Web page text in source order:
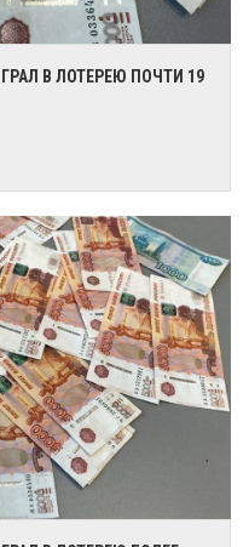
В ЛОТЕРЕЮ ПОЧТИ 19